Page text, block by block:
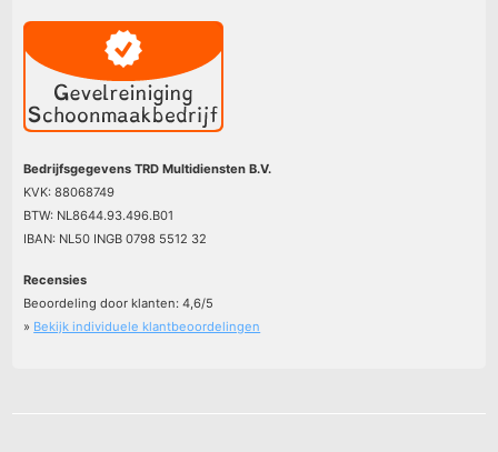
Bedrijfsgegevens TRD Multidiensten B.V.
KVK: 88068749
BTW: NL8644.93.496.B01
IBAN: NL50 INGB 0798 5512 32
Recensies
Beoordeling door klanten:4,6/5
» Bekijk individuele klantbeoordelingen